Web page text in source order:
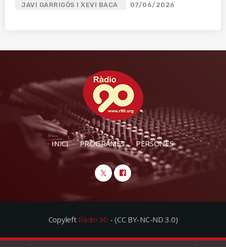
JAVI GARRIGÓS I XEVI BACA 07/06/2026
INICI PROGRAMES PERSONES
Copyleft Ràdio 90 - (CC BY-NC-ND 3.0)